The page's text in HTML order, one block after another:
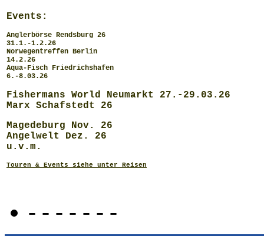
Events:
Anglerbörse Rendsburg 26
31.1.-1.2.26
Norwegentreffen Berlin
14.2.26
Aqua-Fisch Friedrichshafen
6.-8.03.26
Fishermans World Neumarkt 27.-29.03.26
Marx Schafstedt 26
Magedeburg Nov. 26
Angelwelt Dez. 26
u.v.m.
Touren & Events siehe unter Reisen
- - - - - - -